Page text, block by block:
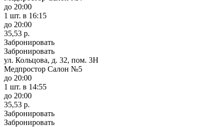
до 20:00
1 шт. в 16:15
до 20:00
35,53 р.
Забронировать
Забронировать
ул. Кольцова, д. 32, пом. 3Н
Медпростор Салон №5
до 20:00
1 шт. в 14:55
до 20:00
35,53 р.
Забронировать
Забронировать